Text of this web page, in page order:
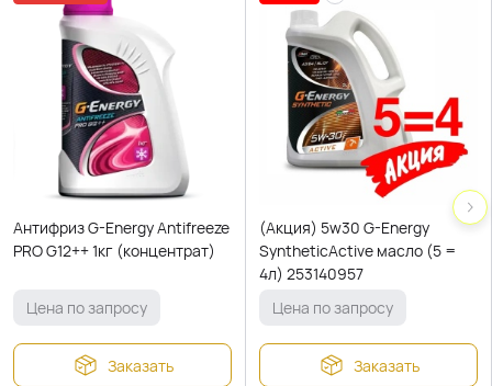
Антифриз G-Energy Antifreeze
PRO G12++ 1кг (концентрат)
Цена по запросу
Заказать
(Акция) 5w30 G-Energy
SyntheticActive масло (5 =
4л) 253140957
Цена по запросу
Заказать